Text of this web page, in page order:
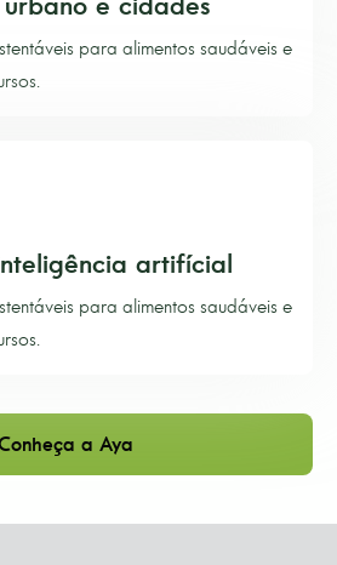
para alimentos saudáveis e
artifícial
para alimentos saudáveis e
a Aya